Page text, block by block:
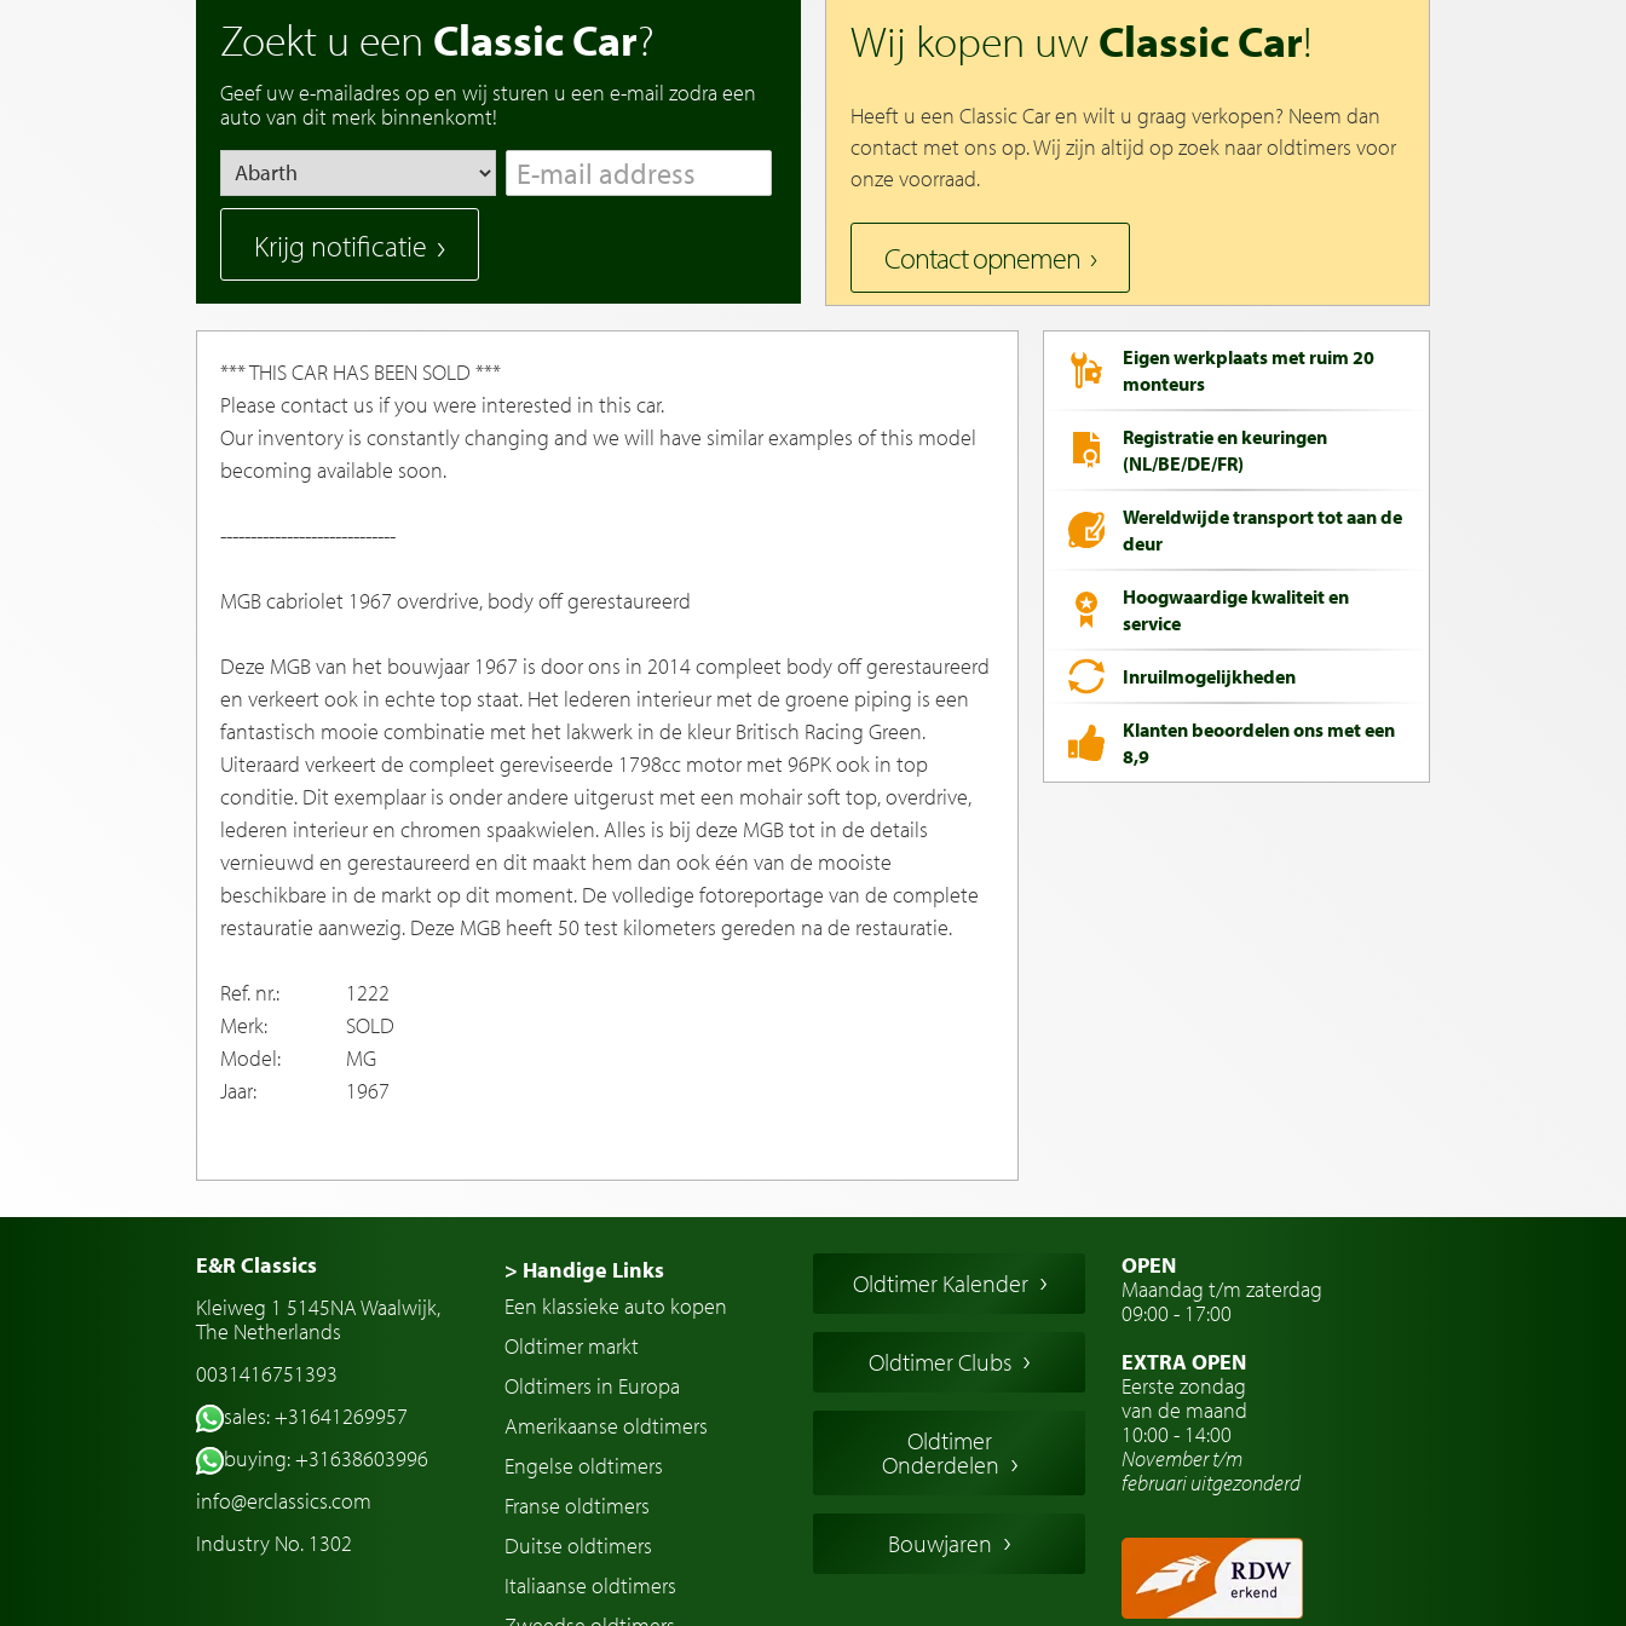
Zoekt u een Classic Car?
Geef uw e-mailadres op en wij sturen u een e-mail zodra een
auto van dit merk binnenkomt!
Krijg notificatie
Wij kopen uwClassic Car!
Heeft u een Classic Car en wilt u graag verkopen? Neem dan
contact met ons op. Wij zijn altijd op zoek naar oldtimers voor
onze voorraad.
Contact opnemen
*** THIS CAR HAS BEEN SOLD ***
Please contact us if you were interested in this car.
Our inventory is constantly changing and we will have similar examples of this model
becoming available soon.
-----------------------------
MGB cabriolet 1967 overdrive, body off gerestaureerd
Deze MGB van het bouwjaar 1967 is door ons in 2014 compleet body off gerestaureerd
en verkeert ook in echte top staat. Het lederen interieur met de groene piping is een
fantastisch mooie combinatie met het lakwerk in de kleur Britisch Racing Green.
Uiteraard verkeert de compleet gereviseerde 1798cc motor met 96PK ook in top
conditie. Dit exemplaar is onder andere uitgerust met een mohair soft top, overdrive,
lederen interieur en chromen spaakwielen. Alles is bij deze MGB tot in de details
vernieuwd en gerestaureerd en dit maakt hem dan ook één van de mooiste
beschikbare in de markt op dit moment. De volledige fotoreportage van de complete
restauratie aanwezig. Deze MGB heeft 50 test kilometers gereden na de restauratie.
Ref. nr.:
1222
Merk:
SOLD
Model:
MG
Jaar:
1967
Eigen werkplaats met ruim 20
monteurs
Registratie en keuringen
(NL/BE/DE/FR)
Wereldwijde transport tot aan de
deur
Hoogwaardige kwaliteit en
service
Inruilmogelijkheden
Klanten beoordelen ons met een
8,9
E&R Classics
Kleiweg 1 5145NA Waalwijk,
The Netherlands
0031416751393
sales: +31641269957
buying: +31638603996
info@erclassics.com
Industry No. 1302
> Handige Links
Een klassieke auto kopen
Oldtimer markt
Oldtimers in Europa
Amerikaanse oldtimers
Engelse oldtimers
Franse oldtimers
Duitse oldtimers
Italiaanse oldtimers
Oldtimer Kalender
Oldtimer Clubs
Oldtimer
Onderdelen
Bouwjaren
OPEN
Maandag t/m zaterdag
09:00 - 17:00
EXTRA OPEN
Eerste zondag
van de maand
10:00 - 14:00
November t/m
februariuitgezonderd